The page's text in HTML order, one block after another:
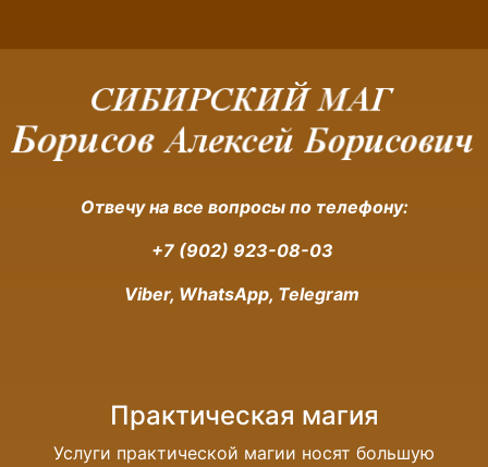
Отвечу на все вопросы по телефону:
+7 (902) 923-08-03
Viber, WhatsApp, Telegram
носят большую
Магия денег
В наше время без денег